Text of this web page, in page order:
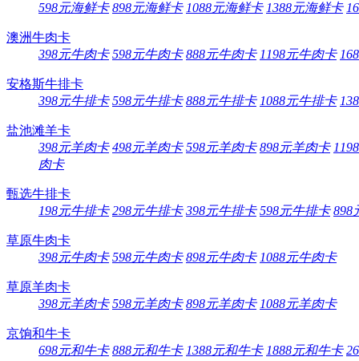
598元海鲜卡 898元海鲜卡 1088元海鲜卡 1388元海鲜卡
澳洲牛肉卡
398元牛肉卡 598元牛肉卡 888元牛肉卡 1198元牛肉卡
安格斯牛排卡
398元牛排卡 598元牛排卡 888元牛排卡 1088元牛排卡
盐池滩羊卡
398元羊肉卡 498元羊肉卡 598元羊肉卡 898元羊肉卡
肉卡
甄选牛排卡
198元牛排卡 298元牛排卡 398元牛排卡 598元牛排卡 898
草原牛肉卡
398元牛肉卡 598元牛肉卡 898元牛肉卡 1088元牛肉卡
草原羊肉卡
398元羊肉卡 598元羊肉卡 898元羊肉卡 1088元羊肉卡
京饷和牛卡
698元和牛卡 888元和牛卡 1388元和牛卡 1888元和牛卡